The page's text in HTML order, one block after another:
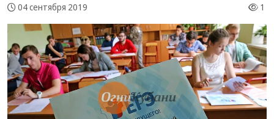
04 сентября 2019 1